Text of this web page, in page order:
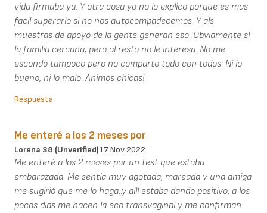
vida firmaba ya. Y otra cosa yo no lo explico porque es mas
facil superarlo si no nos autocompadecemos. Y als
muestras de apoyo de la gente generan eso. Obviamente sí
la familia cercana, pero al resto no le interesa. No me
escondo tampoco pero no comparto todo con todos. Ni lo
bueno, ni lo malo. Animos chicas!
Respuesta
Me enteré a los 2 meses por
Lorena 38 (unverified)17 Nov 2022
Me enteré a los 2 meses por un test que estaba
embarazada. Me sentía muy agotada, mareada y una amiga
me sugirió que me lo haga..y allí estaba dando positivo, a los
pocos días me hacen la eco transvaginal y me confirman